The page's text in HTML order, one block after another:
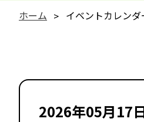
ホーム イベントカレンダ
2026年05月17